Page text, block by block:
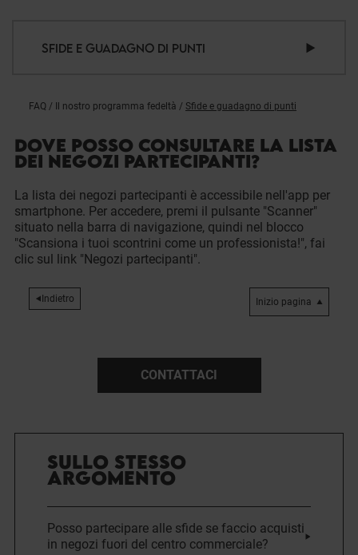
SFIDE E GUADAGNO DI PUNTI
FAQ / Il nostro programma fedeltà / Sfide e guadagno di punti
DOVE POSSO CONSULTARE LA LISTA
DEI NEGOZI PARTECIPANTI?
La lista dei negozi partecipanti è accessibile nell'app per
smartphone. Per accedere, premi il pulsante "Scanner"
situato nella barra di navigazione, quindi nel blocco
"Scansiona i tuoi scontrini come un professionista!", fai
clic sul link "Negozi partecipanti".
Indietro Inizio pagina
CONTATTACI
SULLO STESSO
ARGOMENTO
Posso partecipare alle sfide se faccio acquisti
in negozi fuori del centro commerciale?